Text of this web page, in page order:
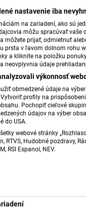
nastavenie iba
na zariadení, ako sú
môžu spracúvať vaše
môžete prijať, odmietnuť
v ľavom dolnom rohu
a kliknite na položku
neovplyvnia údaje
výkonnosť
obmedzené údaje na
profily na
Pochopiť cieľové
údajov na výber
do USA.
webové stránky
Hudobné pozdravy,
RSI Espanol, NEV.
zbaliť,
dnešné
je